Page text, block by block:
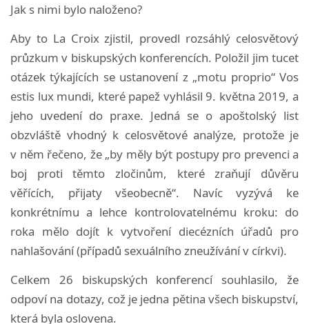
Jak s nimi bylo naloženo?
Aby to La Croix zjistil, provedl rozsáhlý celosvětový
průzkum v biskupských konferencích. Položil jim tucet
otázek týkajících se ustanovení z „motu proprio“ Vos
estis lux mundi, které papež vyhlásil 9. května 2019, a
jeho uvedení do praxe. Jedná se o apoštolský list
obzvláště vhodný k celosvětové analýze, protože je
v něm řečeno, že „by měly být postupy pro prevenci a
boj proti těmto zločinům, které zraňují důvěru
věřících, přijaty všeobecně“. Navíc vyzývá ke
konkrétnímu a lehce kontrolovatelnému kroku: do
roka mělo dojít k vytvoření diecézních úřadů pro
nahlašování (případů sexuálního zneužívání v církvi).
Celkem 26 biskupských konferencí souhlasilo, že
odpoví na dotazy, což je jedna pětina všech biskupství,
která byla oslovena.